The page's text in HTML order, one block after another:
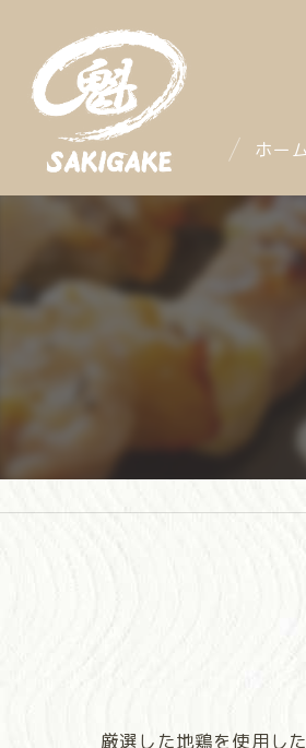
ホー
厳選した地鶏を使用し